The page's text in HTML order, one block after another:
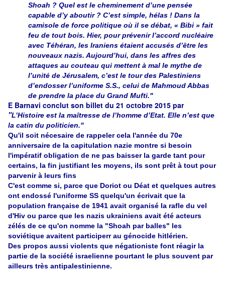
Shoah ? Quel est le cheminement d’une pensée
capable d’y aboutir ? C’est simple, hélas ! Dans la
camisole de force politique où il se débat, « Bibi » fait
feu de tout bois. Hier, pour prévenir l’accord nucléaire
avec Téhéran, les Iraniens étaient accusés d’être les
nouveaux nazis. Aujourd’hui, dans les affres des
attaques au couteau qui mettent à mal le mythe de
l’unité de Jérusalem, c’est le tour des Palestiniens
d’endosser l’uniforme S.S., celui de Mahmoud Abbas
de prendre la place du Grand Mufti."
E Barnavi conclut son billet du 21 octobre 2015 par
"L’Histoire est la maîtresse de l’homme d’Etat. Elle n’est que
la catin du politicien."
Qu'il soit nécesaire de rappeler cela l'année du 70e
anniversaire de la capitulation nazie montre si besoin
l'impératif obligation de ne pas baisser la garde tant pour
certains, la fin justifiant les moyens, ils sont prêt à tout pour
parvenir à leurs fins
C'est comme si, parce que Doriot ou Déat et quelques autres
ont endossé l'uniforme SS quelqu'un écrivait que la
population française de 1941 avait organisé la rafle du vel
d'Hiv ou parce que les nazis ukrainiens avait été acteurs
zélés de ce qu'on nomme la "Shoah par balles" les
soviétique avaitent participerr au génocide hitlérien.
Des propos aussi violents que négationiste font réagir la
partie de la société israelienne pourtant le plus souvent par
ailleurs très antipalestinienne.